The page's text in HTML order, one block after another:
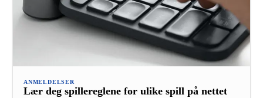
ANMELDELSER
Lær deg spillereglene for ulike spill på nettet